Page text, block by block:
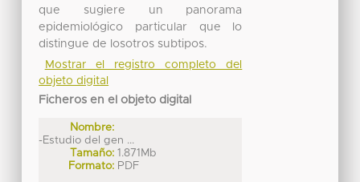
que sugiere un panorama
epidemiológico particular que lo
distingue de losotros subtipos.
Mostrar el registro completo del
objeto digital
Ficheros en el objeto digital
Nombre:
-Estudio del gen ...
Tamaño: 1.871Mb
Formato: PDF